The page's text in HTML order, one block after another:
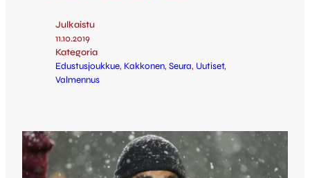
Julkaistu
11.10.2019
Kategoria
Edustusjoukkue, Kakkonen, Seura, Uutiset
Valmennus